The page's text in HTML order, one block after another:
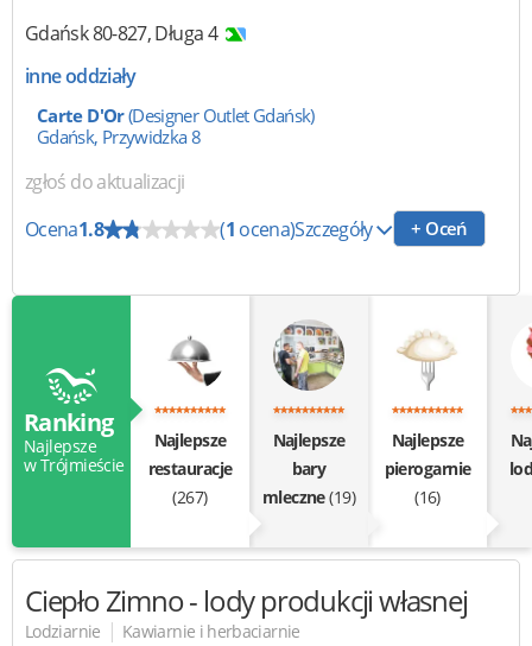
Gdańsk80-827,Długa 4
inne oddziały
Carte D'Or(Designer Outlet Gdańsk)
Gdańsk, Przywidzka 8
zgłoś do aktualizacji
Ocena1.8 (1 ocena)Szczegóły + Oceń
Ranking
Najlepsze
w Trójmieście
Najlepsze
restauracje
(267)
Najlepsze
bary
mleczne(19)
Najlepsze
pierogarnie
(16)
Ciepło Zimno- lody produkcji własnej
Lodziarnie | Kawiarnie i herbaciarnie